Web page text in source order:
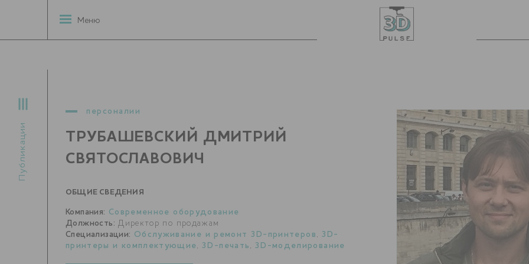
Публикации
Меню
персоналии
ТРУБАШЕВСКИЙ ДМИТРИЙ
СВЯТОСЛАВОВИЧ
ОБЩИЕ СВЕДЕНИЯ
Компания: Современное оборудование
Должность: Директор по продажам
Специализации: Обслуживание и ремонт 3D-принтеров , 3D-
принтеры и комплектующие,3D-печать , 3D-моделирование